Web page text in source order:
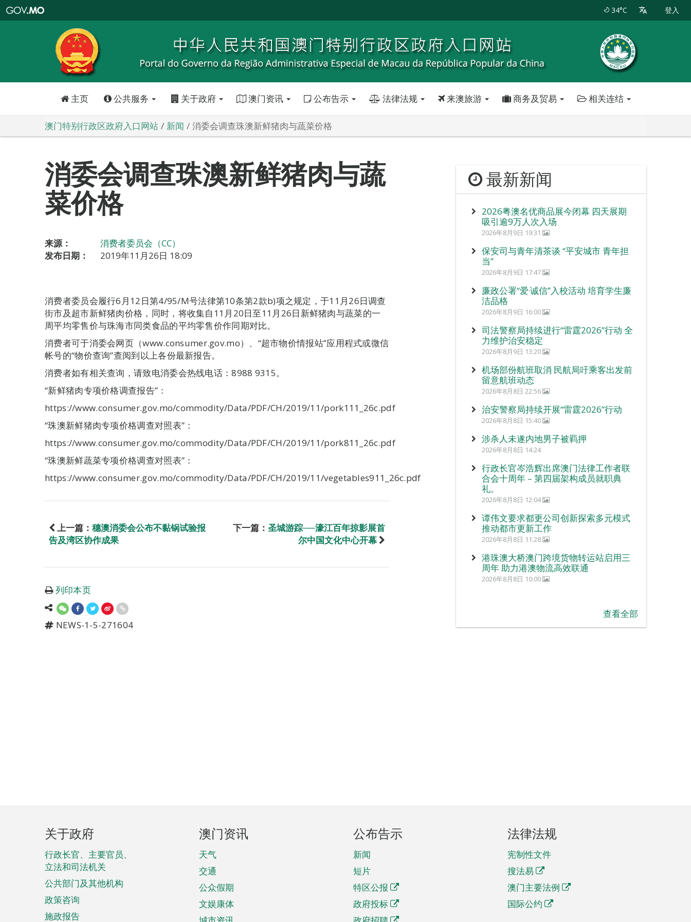
特
政
区
政
口
34°C 登入
主页 公共服务 关于政府 澳门资讯 公布告示 法律法规 来澳旅游 商务及贸易 相关连结
澳门特别行政区政府入口网站 新闻 消委会调查珠澳新鲜猪肉与蔬菜价格
消委会调查珠澳新鲜猪肉与蔬
菜价格
来源：
消费者委员会（CC）
发布日期：
2019年11月26日 18:09
消费者委员会履行6月12日第4/95/M号法律第10条第2款b)项之规定，于11月26日调查
街市及超市新鲜猪肉价格，同时，将收集自11月20日至11月26日新鲜猪肉与蔬菜的一
周平均零售价与珠海市同类食品的平均零售价作同期对比。
消费者可于消委会网页（www.consumer.gov.mo）、“超市物价情报站”应用程式或微信
帐号的“物价查询”查阅到以上各份最新报告。
消费者如有相关查询，请致电消委会热线电话：8988 9315。
“新鲜猪肉专项价格调查报告”：
https://www.consumer.gov.mo/commodity/Data/PDF/CH/2019/11/pork111_26c.pdf
“珠澳新鲜猪肉专项价格调查对照表”：
https://www.consumer.gov.mo/commodity/Data/PDF/CH/2019/11/pork811_26c.pdf
“珠澳新鲜蔬菜专项价格调查对照表”：
https://www.consumer.gov.mo/commodity/Data/PDF/CH/2019/11/vegetables911_26c.pdf
上一篇： 穗澳消委会公布不黏锅试验报
告及湾区协作成果
下一篇： 圣城游踪──濠江百年掠影展首
尔中国文化中心开幕
列印本页
NEWS-1-5-271604
最新新闻
2026粤澳名优商品展今闭幕 四天展期
吸引逾9万人次入场
2026年8月9日 19:31
保安司与青年清茶谈 “平安城市 青年担
当”
2026年8月9日 17:47
廉政公署“爱‧诚信”入校活动 培育学生廉
洁品格
2026年8月9日 16:00
司法警察局持续进行“雷霆2026”行动 全
力维护治安稳定
2026年8月9日 13:20
机场部份航班取消 民航局吁乘客出发前
留意航班动态
2026年8月8日 22:56
治安警察局持续开展“雷霆2026”行动
2026年8月8日 15:40
涉杀人未遂内地男子被羁押
2026年8月8日 14:24
行政长官岑浩辉出席澳门法律工作者联
合会十周年 – 第四届架构成员就职典
礼。
2026年8月8日 12:04
谭伟文要求都更公司创新探索多元模式
推动都市更新工作
2026年8月8日 11:28
港珠澳大桥澳门跨境货物转运站启用三
周年 助力港澳物流高效联通
2026年8月8日 10:00
查看全部
页
脚
菜
单
关于政府
行政长官、主要官员、
立法和司法机关
公共部门及其他机构
政策咨询
施政报告
澳门资讯
天气
交通
公众假期
文娱康体
公布告示
新闻
短片
特区公报
政府投标
法律法规
宪制性文件
搜法易
澳门主要法例
国际公约